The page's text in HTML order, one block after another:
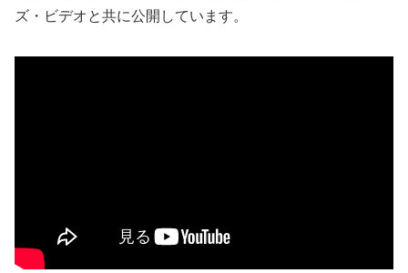
ズ・ビデオと共に公開しています。